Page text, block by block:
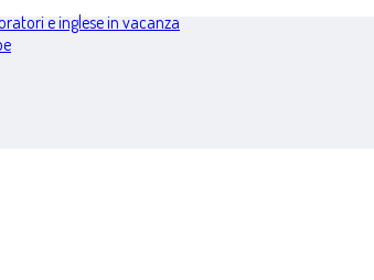
e inglese in vacanza